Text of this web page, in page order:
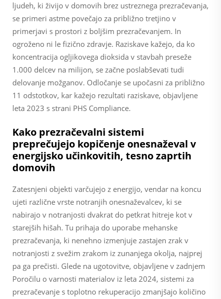
ljudeh, ki živijo v domovih brez ustreznega prezračevanja,
se primeri astme povečajo za približno tretjino v
primerjavi s prostori z boljšim prezračevanjem. In
ogroženo ni le fizično zdravje. Raziskave kažejo, da ko
koncentracija ogljikovega dioksida v stavbah preseže
1.000 delcev na milijon, se začne poslabševati tudi
delovanje možganov. Odločanje se upočasni za približno
11 odstotkov, kar kažejo rezultati raziskave, objavljene
leta 2023 s strani PHS Compliance.
Kako prezračevalni sistemi
preprečujejo kopičenje onesnaževal v
energijsko učinkovitih, tesno zaprtih
domovih
Zatesnjeni objekti varčujejo z energijo, vendar na koncu
ujeti različne vrste notranjih onesnaževalcev, ki se
nabirajo v notranjosti dvakrat do petkrat hitreje kot v
starejših hišah. Tu prihaja do uporabe mehanske
prezračevanja, ki nenehno izmenjuje zastajen zrak v
notranjosti z svežim zrakom iz zunanjega okolja, najprej
pa ga prečisti. Glede na ugotovitve, objavljene v zadnjem
Poročilu o varnosti materialov iz leta 2024, sistemi za
prezračevanje s toplotno rekuperacijo zmanjšajo količino